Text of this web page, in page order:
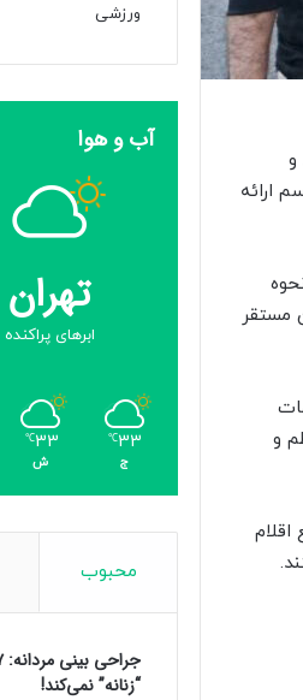
و
ارائه
مستقر
و
ورزشی
آب و هوا
تهران
ابرهای پراکنده
33
℃
ج
33
℃
ش
محبوب
“زنانه” نمی‌کند!